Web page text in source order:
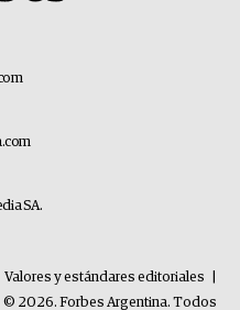
SA.
Valores y estándares editoriales
© 2026. Forbes Argentina. Todos